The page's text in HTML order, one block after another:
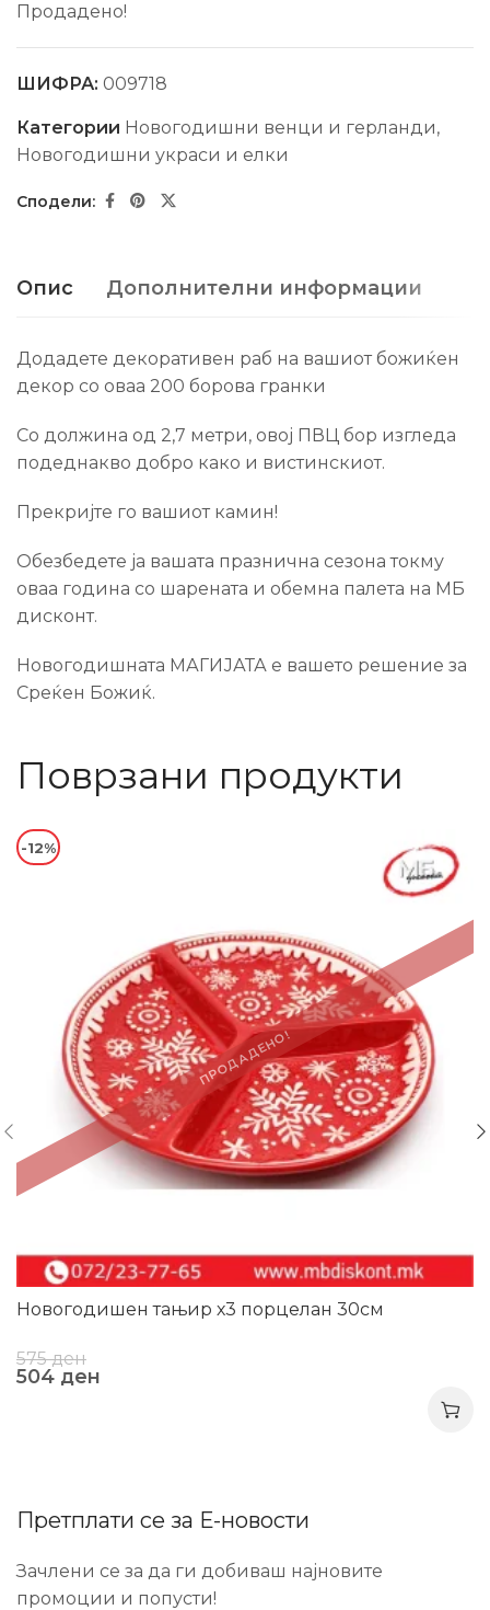
Продадено!
ШИФРА: 009718
Категории Новогодишни венци и герланди,
Новогодишни украси и елки
Опис Дополнителни информации
Додадете декоративен раб на вашиот божиќен
декор со оваа 200 борова гранки
Со должина од 2,7 метри, овој ПВЦ бор изгледа
подеднакво добро како и вистинскиот.
Прекријте го вашиот камин!
Обезбедете ја вашата празнична сезона токму
оваа година со шарената и обемна палета на МБ
дисконт.
Новогодишната МАГИЈАТА е вашето решение за
Среќен Божиќ.
Поврзани продукти
ПРОДАДЕНО!
-12%
Новогодишен тањир х3 порцелан 30см
575ден
504 ден
Претплати се за Е-новости
Зачлени се за да ги добиваш најновите
промоции и попусти!